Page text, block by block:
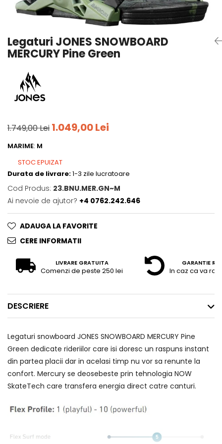
Pantaloni outdoor
Curele
Bustiere
Underwear
Legaturi JONES SNOWBOARD
MERCURY Pine Green
1.749,00 Lei 1.049,00 Lei
MARIME: M
STOC EPUIZAT
Durata de livrare:1-3 zile lucratoare
Cod Produs: 23.BNU.MER.GN~M
Ai nevoie de ajutor? +4 0762.242.646
ADAUGA LA FAVORITE
CERE INFORMATII
LIVRARE GRATUITA
Comenzi de peste 250 lei
GARANTIE
In caz ca va
DESCRIERE
Legaturi snowboard JONES SNOWBOARD MERCURY Pine
Green dedicate rideriilor care isi doresc un raspuns instant
din partea placii dar in acelasi timp nu vor sa renunte la
confort. Mercury se deosebeste prin tehnologia NOW
SkateTech care transfera energia direct catre canturi.